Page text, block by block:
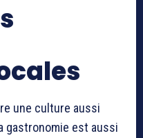
une culture aussi
gastronomie est aussi